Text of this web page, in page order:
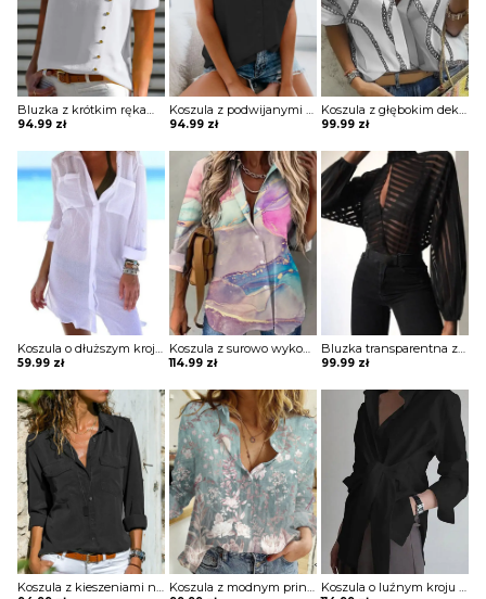
Bluzka z krótkim rękawem zapinana po skosie na guziki
94.99 zł
Koszula z podwijanymi krótkimi rękawami
94.99 zł
Koszula z głębokim dekoltem w kształcie litery V z printem
99.99 zł
Koszula o dłuższym kroju półprzezroczysta
59.99 zł
Koszula z surowo wykończonym dołem
114.99 zł
Bluzka transparentna z szerokimi rękawami i łezką na dekolcie
99.99 zł
Koszula z kieszeniami na biuście Koszula z modnym printem Koszula o luźnym kroju z wiązaniem w pasie